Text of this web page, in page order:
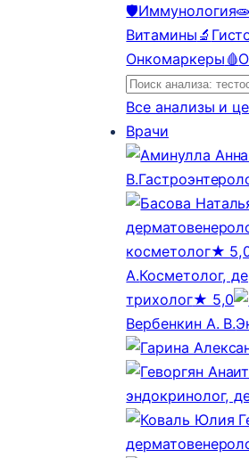
🛡️Иммунология
Витамины 🔬
Онкомаркеры 🩸
Все анализы и
Врачи
В.
косметолог★
А.Косметолог,
трихолог★ 5,0
Вербенкин А. В.
эндокринолог,